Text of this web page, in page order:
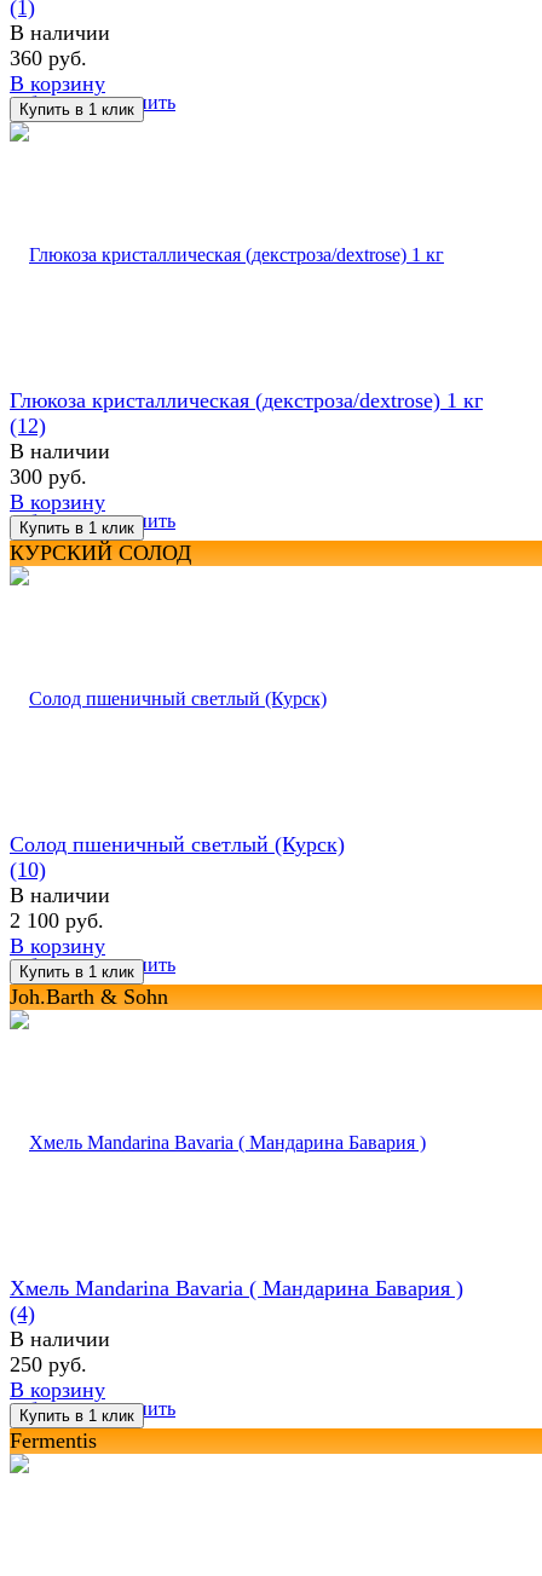
избранное сравнить
(1)
В наличии
360 руб.
В корзину
избранное сравнить
Глюкоза кристаллическая (декстроза/dextrose) 1 кг
(12)
В наличии
300 руб.
В корзину
КУРСКИЙ СОЛОД
избранное сравнить
Солод пшеничный светлый (Курск)
(10)
В наличии
2 100 руб.
В корзину
Joh.Barth & Sohn
избранное сравнить
Хмель Mandarina Bavaria ( Maндарина Бавария )
(4)
В наличии
250 руб.
В корзину
Fermentis